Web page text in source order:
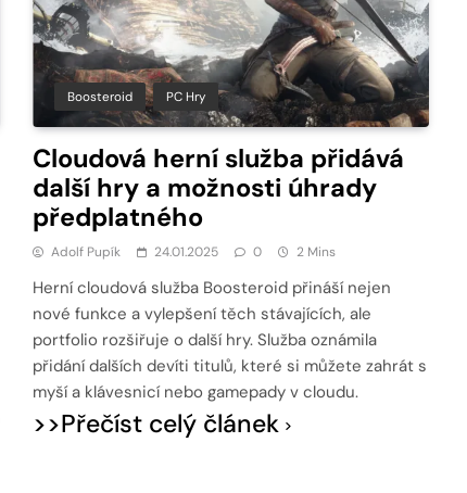
Boosteroid PC Hry
Cloudová herní služba přidává
další hry a možnosti úhrady
předplatného
Adolf Pupík 24.01.2025 0 2 Mins
Herní cloudová služba Boosteroid přináší nejen
nové funkce a vylepšení těch stávajících, ale
portfolio rozšiřuje o další hry. Služba oznámila
přidání dalších devíti titulů, které si můžete zahrát s
myší a klávesnicí nebo gamepady v cloudu.
>>Přečíst celý článek